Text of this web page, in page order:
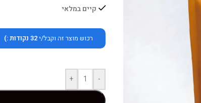
קיים במלאי
רכוש מוצר זה וקבל/י32 נקודות :)
-
+